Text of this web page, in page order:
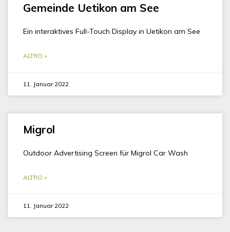
Gemeinde Uetikon am See
Ein interaktives Full-Touch Display in Uetikon am See
ALTRO »
11. Januar 2022
Migrol
Outdoor Advertising Screen für Migrol Car Wash
ALTRO »
11. Januar 2022